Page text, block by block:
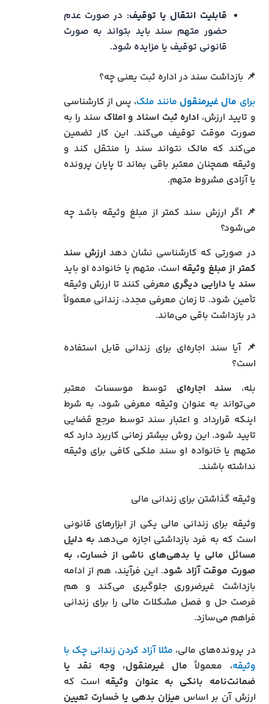
قابلیت انتقال یا توقیف: در صورت عدم
حضور متهم سند باید بتواند به صورت
قانونی توقیف یا مزایده شود.
📌 بازداشت سند در اداره ثبت یعنی چه؟
برای مال غیرمنقول مانند ملک، پس از کارشناسی
و تایید ارزش، اداره ثبت اسناد و املاک سند را به
صورت موقت توقیف می‌کند. این کار تضمین
می‌کند که مالک نتواند سند را منتقل کند و
وثیقه همچنان معتبر باقی بماند تا پایان پرونده
یا آزادی مشروط متهم.
📌 اگر ارزش سند کمتر از مبلغ وثیقه باشد چه
می‌شود؟
در صورتی که کارشناسی نشان دهدارزش سند
کمتر از مبلغ وثیقه است، متهم یا خانواده او باید
سند یا دارایی دیگری معرفی کنند تا ارزش وثیقه
تأمین شود. تا زمان معرفی مجدد، زندانی معمولاً
در بازداشت باقی می‌ماند.
📌 آیا سند اجاره‌ای برای زندانی قابل استفاده
است؟
بله، سند اجاره‌ای توسط موسسات معتبر
می‌تواند به عنوان وثیقه معرفی شود، به شرط
اینکه قرارداد و اعتبار سند توسط مرجع قضایی
تایید شود. این روش بیشتر زمانی کاربرد دارد که
متهم یا خانواده او سند ملکی کافی برای وثیقه
نداشته باشند.
وثیقه گذاشتن برای زندانی مالی
وثیقه برای زندانی مالی یکی از ابزارهای قانونی
است که به فرد بازداشتی اجازه می‌دهد به دلیل
مسائل مالی یا بدهی‌های ناشی از خسارت، به
صورت موقت آزاد شود. این فرآیند، هم از ادامه
بازداشت غیرضروری جلوگیری می‌کند و هم
فرصت حل و فصل مشکلات مالی را برای زندانی
فراهم می‌سازد.
در پرونده‌های مالی، مثلا آزاد کردن زندانی چک با
وثیقه، معمولاً مال غیرمنقول، وجه نقد یا
ضمانت‌نامه بانکی به عنوان وثیقه است که
ارزش آن بر اساس میزان بدهی یا خسارت تعیین